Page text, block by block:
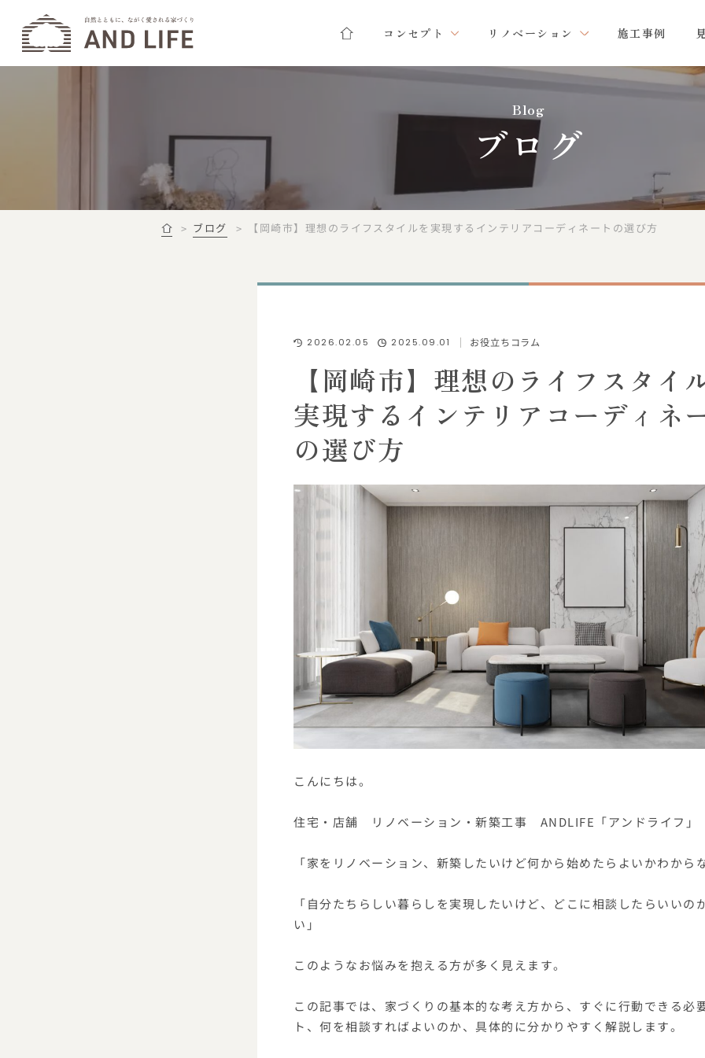
コンセプト リノベーション 施工事例
Blog
ブログ
ブログ 【岡崎市】理想のライフスタイルを実現するインテリアコーディネートの選び方
2026.02.05 2025.09.01 お役立ちコラム
【岡崎市】理想のライフスタイ
実現するインテリアコーディネ
の選び方
こんにちは。
住宅・店舗 リノベーション・新築工事 ANDLIFE「アンドライフ
「家をリノベーション、新築したいけど何から始めたらよいかわから
「自分たちらしい暮らしを実現したいけど、どこに相談したらいいの
い」
このようなお悩みを抱える方が多く見えます。
この記事では、家づくりの基本的な考え方から、すぐに行動できる必
ト、何を相談すればよいのか、具体的に分かりやすく解説します。